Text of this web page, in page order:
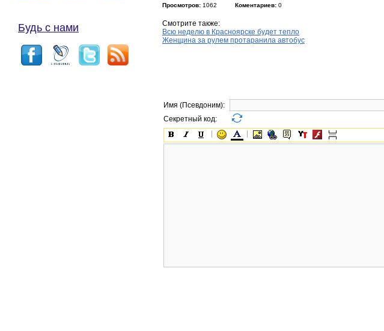
Будь с нами
Просмотров: 1062 Коментариев: 0
Смотрите также:
Всю неделю в Красноярске будет тепло
Женщина за рулем протаранила автобус
Имя (Псевдоним):
Секретный код: